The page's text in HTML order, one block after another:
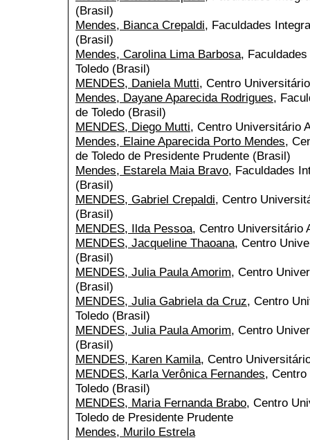
(Brasil)
Mendes, Bianca Crepaldi, Faculdades
(Brasil)
Mendes, Carolina Lima Barbosa,
Toledo (Brasil)
MENDES, Daniela Mutti, Centro
Mendes, Dayane Aparecida Rodrigues,
de Toledo (Brasil)
MENDES, Diego Mutti, Centro Universitário
Mendes, Elaine Aparecida Porto Mendes,
de Toledo de Presidente Prudente (Brasil)
Mendes, Estarela Maia Bravo, Faculdades
(Brasil)
MENDES, Gabriel Crepaldi, Centro
(Brasil)
MENDES, Ilda Pessoa, Centro Universitário
MENDES, Jacqueline Thaoana, Centro
(Brasil)
MENDES, Julia Paula Amorim, Centro
(Brasil)
MENDES, Julia Gabriela da Cruz, Centro
Toledo (Brasil)
MENDES, Julia Paula Amorim, Centro
(Brasil)
MENDES, Karen Kamila, Centro
MENDES, Karla Verônica Fernandes,
Toledo (Brasil)
MENDES, Maria Fernanda Brabo, Centro
Toledo de Presidente Prudente
Mendes, Murilo Estrela